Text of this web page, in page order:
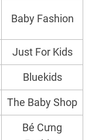
Baby Fashion
Just For Kids
Bluekids
The Baby Shop
Bé Cưng